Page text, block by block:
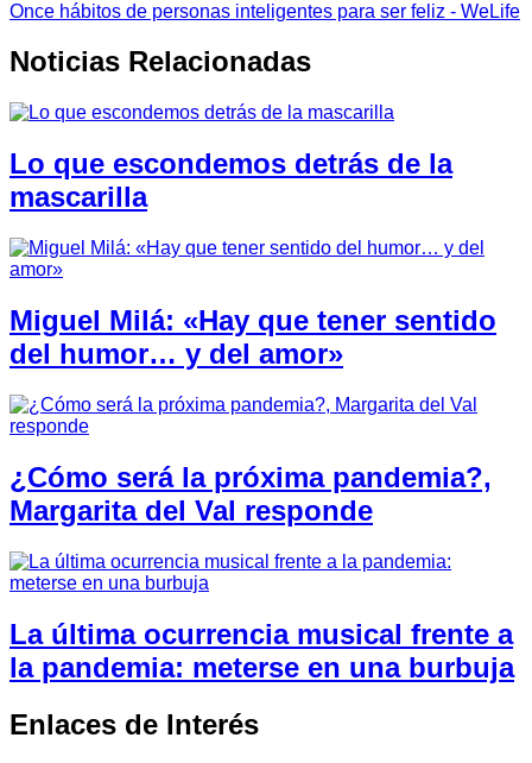
Once hábitos de personas inteligentes para ser feliz - WeLife
Noticias Relacionadas
Lo que escondemos detrás de la
mascarilla
Miguel Milá: «Hay que tener sentido
del humor… y del amor»
¿Cómo será la próxima pandemia?,
Margarita del Val responde
La última ocurrencia musical frente a
la pandemia: meterse en una burbuja
Enlaces de Interés